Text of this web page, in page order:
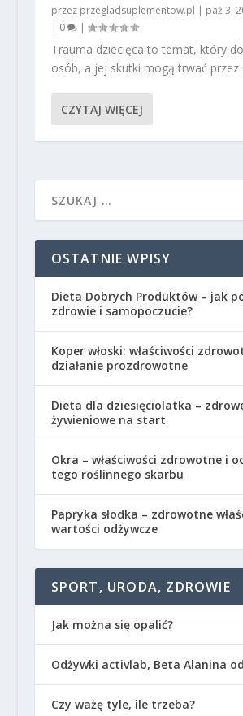
przez przegladsuplementow.pl | paź 3,
| 0 |
Trauma dziecięca to temat, który
osób, a jej skutki mogą trwać przez
CZYTAJ WIĘCEJ
OSTATNIE WPISY
Dieta Dobrych Produktów – jak
zdrowie i samopoczucie?
Koper włoski: właściwości
działanie prozdrowotne
Dieta dla dziesięciolatka –
żywieniowe na start
Okra – właściwości zdrowotne i
tego roślinnego skarbu
Papryka słodka – zdrowotne
wartości odżywcze
SPORT, URODA, ZDROWIE
Jak można się opalić?
Odżywki activlab, Beta Alanina
Czy ważę tyle, ile trzeba?